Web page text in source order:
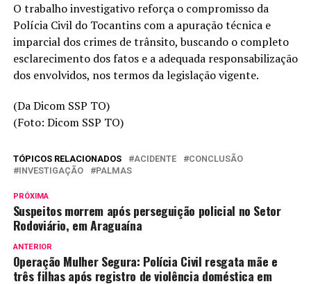
O trabalho investigativo reforça o compromisso da
Polícia Civil do Tocantins com a apuração técnica e
imparcial dos crimes de trânsito, buscando o completo
esclarecimento dos fatos e a adequada responsabilização
dos envolvidos, nos termos da legislação vigente.
(Da Dicom SSP TO)
(Foto: Dicom SSP TO)
TÓPICOS RELACIONADOS ACIDENTE
CONCLUSÃO
INVESTIGAÇÃO
PALMAS
PRÓXIMA
Suspeitos morrem após perseguição policial no Setor
Rodoviário, em Araguaína
ANTERIOR
Operação Mulher Segura: Polícia Civil resgata mãe e
três filhas após registro de violência doméstica em